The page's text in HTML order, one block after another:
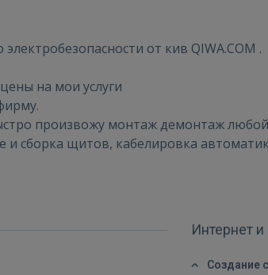
Забыли пароль?
от кив QIWA.COM .
на мои услуги
произвожу монтаж демонтаж
и сборка щитов, кабелировка
Интернет
Создание